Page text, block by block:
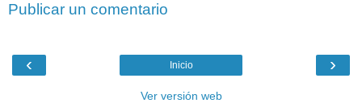
Publicar un comentario
‹ ›
Inicio
Ver versión web